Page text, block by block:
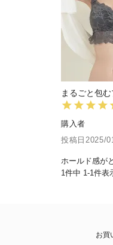
まるごと包
購入者
投稿日 2025/
ホールド感が
1件中 1-1件表
お買